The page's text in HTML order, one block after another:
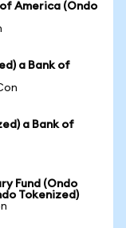
America (Ondo
a Bank of
a Bank of
Fund (Ondo
Tokenized)